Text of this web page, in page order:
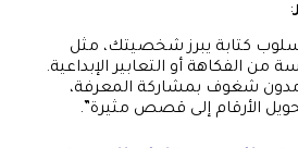
:
كتابة يبرز شخصيتك، مثل
من الفكاهة أو التعابير الإبداعية.
مدون شغوف بمشاركة المعرفة،
الأرقام إلى قصص مثيرة”.